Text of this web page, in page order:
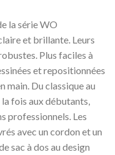
la série WO
et brillante. Leurs
Plus faciles à
et repositionnées
main. Du classique au
la fois aux débutants,
professionnels. Les
avec un cordon et un
sac à dos au design